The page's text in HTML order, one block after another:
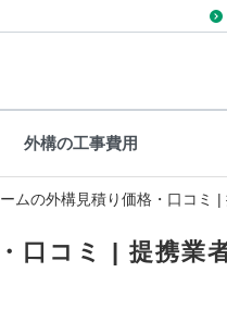
外構の工事費用
ムの外構見積り価格・口コミ
口コミ | 提携業